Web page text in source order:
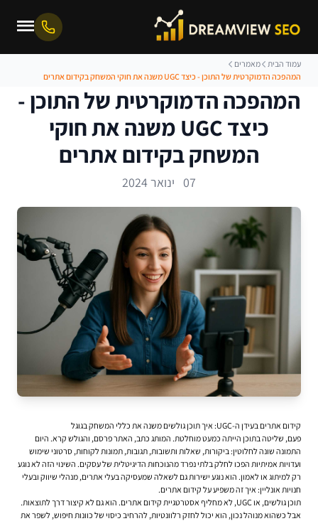
עמוד הבית
מאמרים
המהפכה הדמוקרטית של התוכן - כיצד UGC משנה את חוקי המשחק בקידום אתרים
המהפכה הדמוקרטית של התוכן -
כיצד UGC משנה את חוקי
המשחק בקידום אתרים
07 ינואר 2024
קידום אתרים בעידן ה-UGC: איך תוכן גולשים משנה את כללי המשחק בגוגל
פעם, שליטה בתוכן הייתה כמעט מוחלטת. המותג כתב, האתר פרסם, והגולש קרא. היום
התמונה שונה לחלוטין: ביקורות, שאלות ותשובות, תגובות, תמונות לקוחות, סרטוני שימוש
ועדויות אמיתיות הפכו לחלק בלתי נפרד מהנוכחות הדיגיטלית של עסקים. השינוי הזה לא נוגע
רק למיתוג או לאמון. הוא נוגע ישירות גם לשאלה שמעסיקה בעלי אתרים, מנהלי שיווק ובעלי
חנויות אונליין: איך זה משפיע על קידום אתרים.
תוכן גולשים, או UGC, לא מחליף אסטרטגיית
קידום אתרים. הוא גם לא קיצור דרך לתוצאות.
אבל כשהוא מנוהל נכון, הוא יכול לחזק רלוונטיות, להרחיב כיסוי של כוונות חיפוש, לשפר את